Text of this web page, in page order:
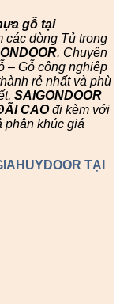
gỗ tại
các dòng Tủ trong
. Chuyên
– Gỗ công nghiêp
rẻ nhất và phù
SAIGONDOOR
CAOđi kèm với
phân khúc giá
TẠI